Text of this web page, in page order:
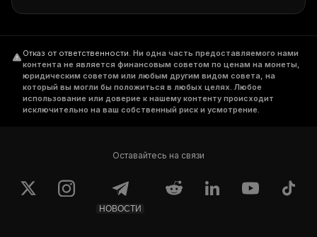
Отказ от ответственности. Ни одна часть предоставляемого нами
контента не является финансовым советом по ценам на монеты,
юридическим советом или любым другим видом совета, на
который вы могли бы положиться в любых целях. Любое
использование или доверие к нашему контенту происходит
исключительно на ваш собственный риск и усмотрение.
Оставайтесь на связи
НОВОСТИ